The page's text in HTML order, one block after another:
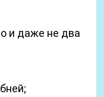
и даже не два